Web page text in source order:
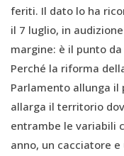
feriti. Il dato lo ha
il 7 luglio, in
margine: è il punto
Perché la riforma
Parlamento allunga il
allarga il territorio
entrambe le variabili
anno, un cacciatore